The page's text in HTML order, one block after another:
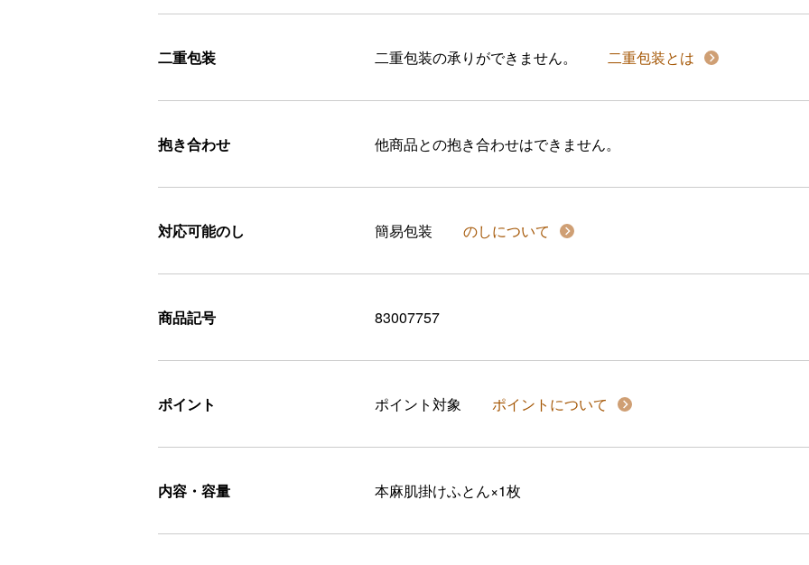
二重包装 二重包装の承りができません。 二重包装とは
抱き合わせ 他商品との抱き合わせはできません。
対応可能のし 簡易包装 のしについて
商品記号 83007757
ポイント ポイント対象 ポイントについて
内容・容量 本麻肌掛けふとん×1枚